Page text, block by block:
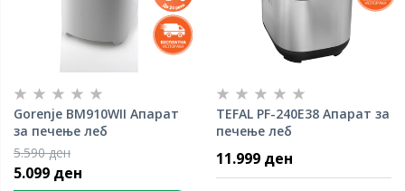
Gorenje BM910WII Aпарат
за печење леб
5.590 ден
5.099 ден
TEFAL PF-240E38 Апарат за
печење леб
11.999 ден